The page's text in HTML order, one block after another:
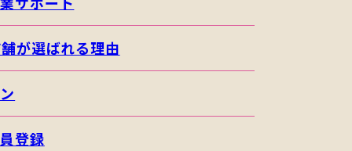
が選ばれる理由
登録